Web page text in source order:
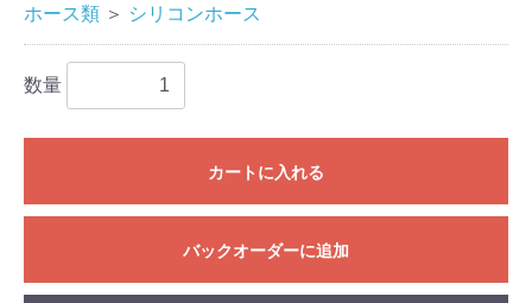
ホース類 ＞ シリコンホース
数量
カートに入れる
バックオーダーに追加